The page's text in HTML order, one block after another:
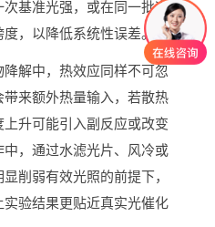
基准光强，或在同一批次
，以降低系统性误差。
解中，热效应同样不可忽
来额外热量输入，若散热
升可能引入副反应或改变
，通过水滤光片、风冷或
削弱有效光照的前提下，
验结果更贴近真实光催化